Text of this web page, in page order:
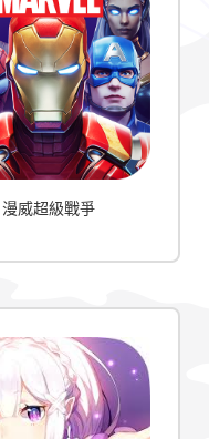
漫威超級戰爭